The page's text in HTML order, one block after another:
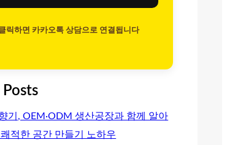
릭하면 카카오톡 상담으로 연결됩니다
Posts
기, OEM·ODM 생산공장과 함께 알아
쾌적한 공간 만들기 노하우